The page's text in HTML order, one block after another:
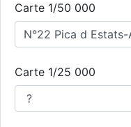
Carte 1/50 000
Carte 1/25 000